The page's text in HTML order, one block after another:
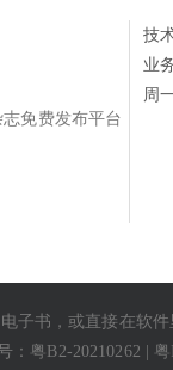
免费发布平台
技
业
周
子书 ，或直接在软
： 粤B2-20210262 |